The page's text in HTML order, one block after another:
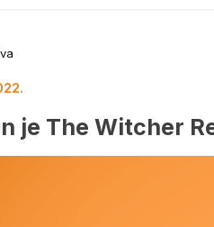
je The Witcher